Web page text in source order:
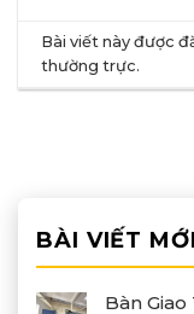
Bài viết này được
thường trực.
BÀI VIẾT
Bàn